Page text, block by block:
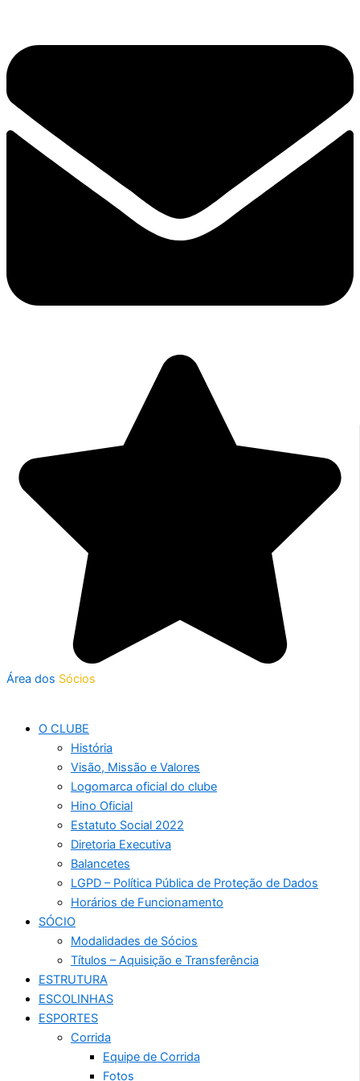
Área dos Sócios
O CLUBE
História
Visão, Missão e Valores
Logomarca oficial do clube
Hino Oficial
Estatuto Social 2022
Diretoria Executiva
Balancetes
LGPD – Política Pública de Proteção de Dados
Horários de Funcionamento
SÓCIO
Modalidades de Sócios
Títulos – Aquisição e Transferência
ESTRUTURA
ESCOLINHAS
ESPORTES
Corrida
Equipe de Corrida
Fotos